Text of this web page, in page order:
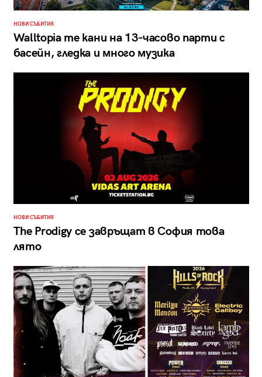
НОВИ СЪБИТИЯ
Walltopia те кани на 13-часово парти с
басейн, гледка и много музика
НОВИ СЪБИТИЯ
The Prodigy се завръщат в София това
лято